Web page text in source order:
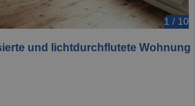
1 / 10
und lichtdurchflutete Wohnung